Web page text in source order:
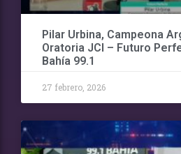
Pilar Urbina, Campeona
Oratoria JCI – Futuro
Bahía 99.1
27 febrero, 2026